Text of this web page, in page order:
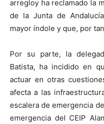
arregloy ha reclamado la
de la Junta de
mayor índole y que, por
Por su parte, la
Batista, ha incidido en
actuar en otras
afecta a las
escalera de emergencia
emergencia del CEIP